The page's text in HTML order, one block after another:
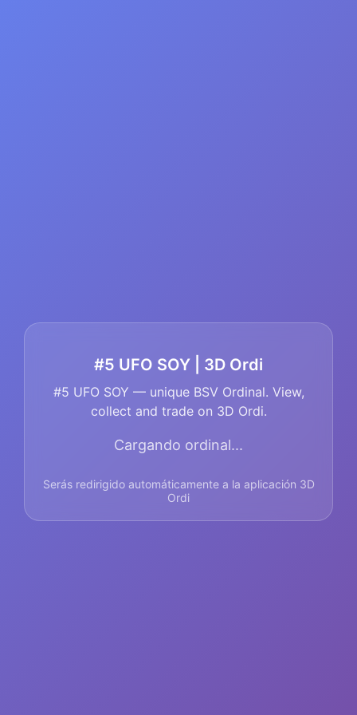
#5 UFO SOY | 3D Ordi
#5 UFO SOY — unique BSV Ordinal. View,
collect and trade on 3D Ordi.
Cargando ordinal...
Serás redirigido automáticamente a la aplicación 3D
Ordi